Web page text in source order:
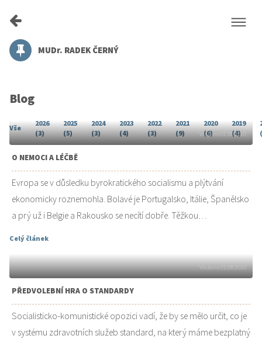
MUDr. RADEK ČERNÝ
Blog
Vše
2026
(3)
2025
(5)
2024
(3)
2023
(4)
2022
(3)
2021
(9)
2020
(6)
2019
(4)
Vloženo 01.08.2010
O NEMOCI A LÉČBĚ
Evropa se v důsledku byrokratického socialismu a plýtvání
ekonomicky roznemohla. Bolavé je Portugalsko, Itálie, Španělsko
a prý už i Belgie a Rakousko se necítí dobře. Těžkou…
Celý článek
Vloženo 01.08.2010
PŘEDVOLEBNÍ HRA O STANDARDY
Socialisticko-komunistické opozici vadí, že by se mělo určit, co je
v systému zdravotních služeb standard, na který máme bezplatný